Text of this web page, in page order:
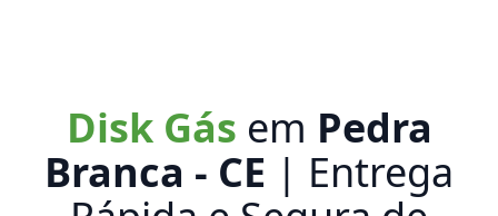
Disk Gás em Pedra
Branca - CE | Entrega